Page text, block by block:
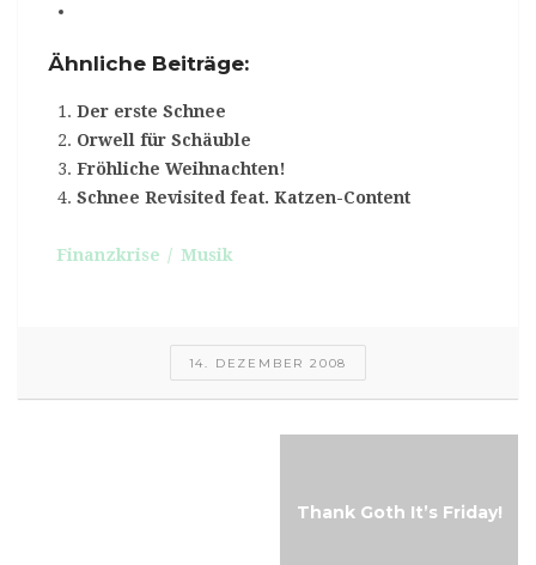
Ähnliche Beiträge:
Der erste Schnee
Orwell für Schäuble
Fröhliche Weihnachten!
Schnee Revisited feat. Katzen-Content
Finanzkrise Musik
14. DEZEMBER 2008
Thank Goth It’s Friday!